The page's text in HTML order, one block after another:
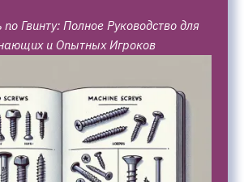
по Гвинту: Полное Руководство для
и Опытных Игроков